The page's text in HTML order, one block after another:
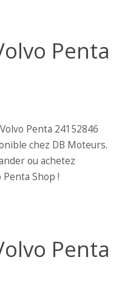
Penta
Penta 24152846
chez DB Moteurs.
ou achetez
Shop !
Penta